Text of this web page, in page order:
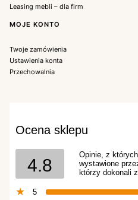
Leasing mebli – dla firm
MOJE KONTO
Twoje zamówienia
Ustawienia konta
Przechowalnia
Ocena sklepu
4.8
Opinie, z
wystawione
którzy dokonali
5